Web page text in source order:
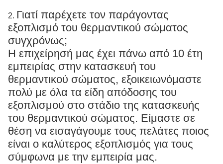
2. Γιατί παρέχετε τον παράγοντας
εξοπλισμό του θερμαντικού σώματος
συγχρόνως;
Η επιχείρησή μας έχει πάνω από 10 έτη
εμπειρίας στην κατασκευή του
θερμαντικού σώματος, εξοικειωνόμαστε
πολύ με όλα τα είδη απόδοσης του
εξοπλισμού στο στάδιο της κατασκευής
του θερμαντικού σώματος. Είμαστε σε
θέση να εισαγάγουμε τους πελάτες ποιος
είναι ο καλύτερος εξοπλισμός για τους
σύμφωνα με την εμπειρία μας.